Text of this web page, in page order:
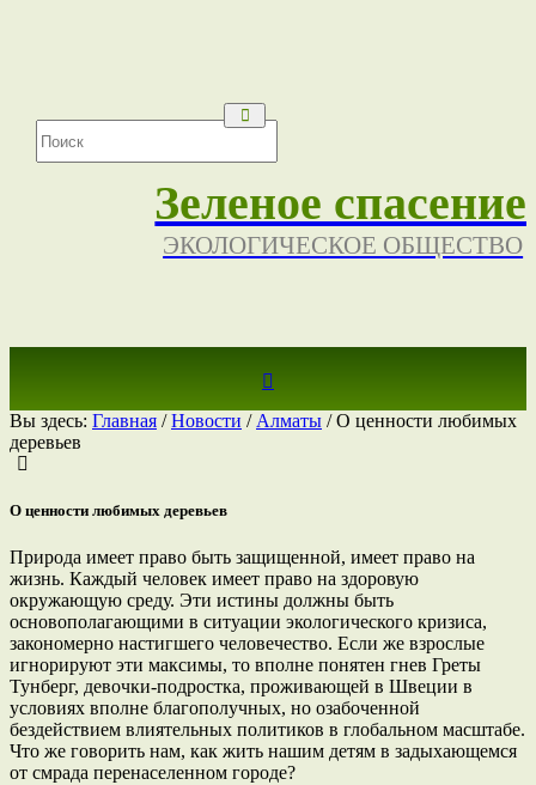
Зеленое спасение
ЭКОЛОГИЧЕСКОЕ ОБЩЕСТВО
Вы здесь: Главная /Новости / Алматы /О ценности любимых
деревьев
О ценности любимых деревьев
Природа имеет право быть защищенной, имеет право на
жизнь. Каждый человек имеет право на здоровую
окружающую среду. Эти истины должны быть
основополагающими в ситуации экологического кризиса,
закономерно настигшего человечество. Если же взрослые
игнорируют эти максимы, то вполне понятен гнев Греты
Тунберг, девочки-подростка, проживающей в Швеции в
условиях вполне благополучных, но озабоченной
бездействием влиятельных политиков в глобальном масштабе.
Что же говорить нам, как жить нашим детям в задыхающемся
от смрада перенаселенном городе?